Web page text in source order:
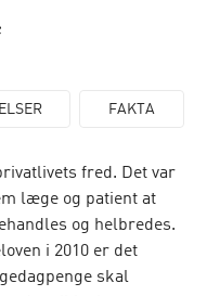
FAKTA
fred. Det var
læge og patient at
og helbredes.
i 2010 er det
skal